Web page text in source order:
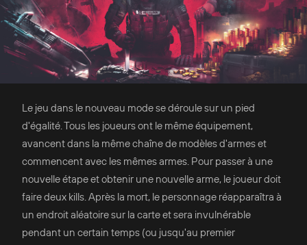
Le jeu dans le nouveau mode se déroule sur un pied
d'égalité. Tous les joueurs ont le même équipement,
avancent dans la même chaîne de modèles d'armes et
commencent avec les mêmes armes. Pour passer à une
nouvelle étape et obtenir une nouvelle arme, le joueur doit
faire deux kills. Après la mort, le personnage réapparaîtra à
un endroit aléatoire sur la carte et sera invulnérable
pendant un certain temps (ou jusqu'au premier